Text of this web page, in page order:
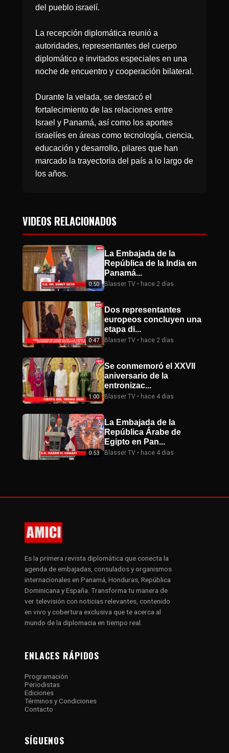
del pueblo israelí.
La recepción diplomática reunió a
autoridades, representantes del cuerpo
diplomático e invitados especiales en una
noche de encuentro y cooperación bilateral.
Durante la velada, se destacó el
fortalecimiento de las relaciones entre
Israel y Panamá, así como los aportes
israelíes en áreas como tecnología, ciencia,
educación y desarrollo, pilares que han
marcado la trayectoria del país a lo largo de
los años.
VIDEOS RELACIONADOS
0:50
La Embajada de la
República de la India en
Panamá...
Blasser TV • hace 2 días
0:47
Dos representantes
europeos concluyen una
etapa di...
Blasser TV • hace 2 días
1:00
Se conmemoró el XXVII
aniversario de la
entronizac...
Blasser TV • hace 4 días
0:53
La Embajada de la
República Árabe de
Egipto en Pan...
Blasser TV • hace 4 días
Es la primera revista diplomática que conecta la
agenda de embajadas, consulados y organismos
internacionales en Panamá, Honduras, República
Dominicana y España. Transforma tu manera de
ver televisión con noticias relevantes, contenido
en vivo y cobertura exclusiva que te acerca al
mundo de la diplomacia en tiempo real.
ENLACES RÁPIDOS
Programación
Periodistas
Ediciones
Términos y Condiciones
Contacto
SÍGUENOS